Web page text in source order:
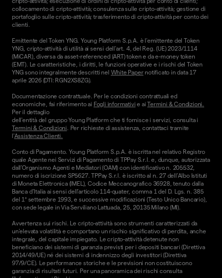
collocamento di cripto-attività; consulenza sulle cripto-attività; gestione di
portafoglio sulle cripto-attività; trasferimento di cripto-attività per conto dei
clienti.
Emittente del Token YNG. Young Platform S.p.A. è l'emittente del Token
YNG, cripto-attività di utilità ai sensi dell'art. 4, del Reg. (UE) 2023/1114
(MiCAR), diversa da asset-referenced (ART) token e da e-money token
(EMT). Le caratteristiche, i diritti, le funzioni operative e i rischi del Token
YNG sono integralmente descritti nel White Papernotificato in data 17
aprile 2026 (DTI: RGN2XS8ZG).
Documentazione contrattuale. Per le condizioni contrattuali ed
economiche, fai riferimento ai Fogli informativi e aiTermini & Condizioni.
Per il dettaglio
dell'entità del gruppo Young Platform che ti fornisce i servizi, consulta i
Termini & Condizioni. Per richieste di assistenza, contattaci tramite
l'Assistenza Clienti.
Conto di Pagamento. Young Platform S.p.A. è iscritta nel relativo Registro
quale Agente nei Servizi di Pagamento di TPPay S.r.l. e, dunque, autorizzata
dall’Organismo Agenti e Mediatori (OAM) con identificativo n. 205532,
numero di iscrizione SP5627. TPPay S.r.l. è iscritto al n. 27 dell’Albo Istituti
di Moneta Elettronica (IMEL), Codice Meccanografico 36928, tenuto dalla
Banca d’Italia ai sensi dell’articolo 114-quater, comma 1 del D. Lgs. n. 385
del 1° settembre 1993, e successive modificazioni (Testo Unico Bancario),
con sede legale in Via Serviliano Lattuada, 25, 20135 Milano (MI).
Avvertenza sui rischi. Le cripto-attività sono strumenti caratterizzati da
un'elevata volatilità e comportano un rischio significativo di perdita, anche
integrale, del capitale impiegato. Le cripto-attività detenute non
beneficiano dei sistemi di garanzia previsti per i depositi bancari (Direttiva
2014/49/UE) né dei sistemi di indennizzo degli investitori (Direttiva
97/9/CE). Le performance storiche e le previsioni non costituiscono
garanzia di risultati futuri. Per una panoramica dei rischi consulta